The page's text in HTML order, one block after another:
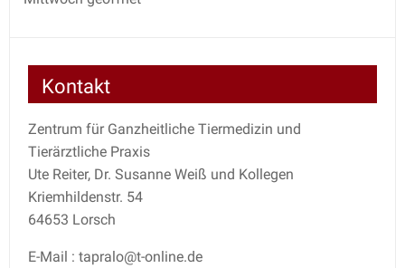
Kontakt
Zentrum für Ganzheitliche Tiermedizin und
Tierärztliche Praxis
Ute Reiter, Dr. Susanne Weiß und Kollegen
Kriemhildenstr. 54
64653 Lorsch
E-Mail : tapralo@t-online.de